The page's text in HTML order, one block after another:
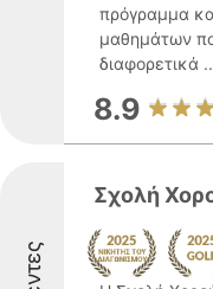
πρόγραμμα
μαθημάτων
διαφορετικά
8.9
Σχολή